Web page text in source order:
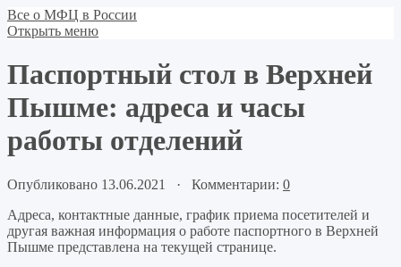
Все о МФЦ в России
Открыть меню
Паспортный стол в Верхней
Пышме: адреса и часы
работы отделений
Опубликовано 13.06.2021 · Комментарии: 0
Адреса, контактные данные, график приема посетителей и
другая важная информация о работе паспортного в Верхней
Пышме представлена на текущей странице.